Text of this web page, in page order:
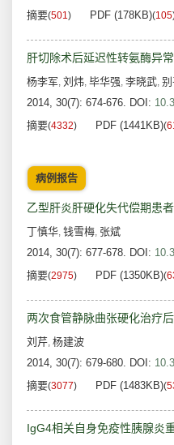
摘要(501) PDF (178KB)(105
肝切除术后延迟性转氨酶异
杨李军, 刘炜, 毕华强, 李晓武,
2014, 30(7): 674-676. DOI:
摘要(4332) PDF (1441KB)(
病例报告
乙型肝炎肝硬化失代偿期患
丁慎华, 钱雪梅, 张斌
2014, 30(7): 677-678. DOI:
摘要(2975) PDF (1350KB)(
两次食管静脉曲张硬化治疗
刘芹, 杨建波
2014, 30(7): 679-680. DOI:
摘要(3077) PDF (1483KB)(
IgG4相关自身免疫性胰腺炎